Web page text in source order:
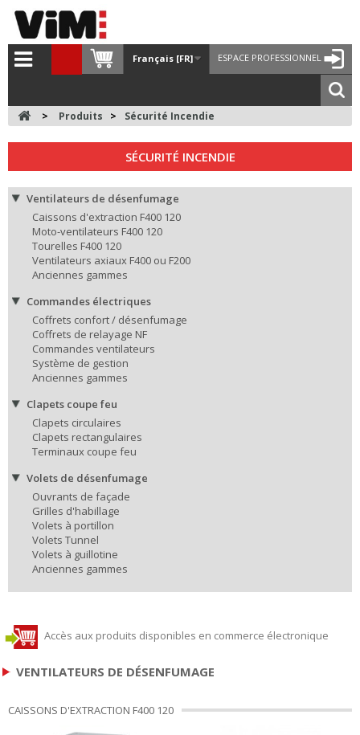
ESPACE PROFESSIONNEL
Français [FR]
> Produits > Sécurité Incendie
SÉCURITÉ INCENDIE
Ventilateurs de désenfumage
Caissons d'extraction F400 120
Moto-ventilateurs F400 120
Tourelles F400 120
Ventilateurs axiaux F400 ou F200
Anciennes gammes
Commandes électriques
Coffrets confort / désenfumage
Coffrets de relayage NF
Commandes ventilateurs
Système de gestion
Anciennes gammes
Clapets coupe feu
Clapets circulaires
Clapets rectangulaires
Terminaux coupe feu
Volets de désenfumage
Ouvrants de façade
Grilles d'habillage
Volets à portillon
Volets Tunnel
Volets à guillotine
Anciennes gammes
Accès aux produits disponibles en commerce électronique
VENTILATEURS DE DÉSENFUMAGE
CAISSONS D'EXTRACTION F400 120